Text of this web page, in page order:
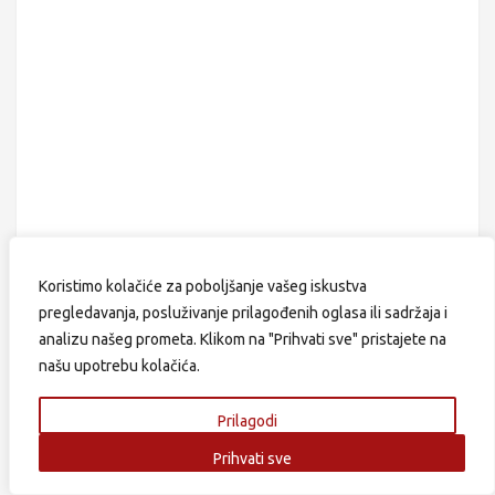
Koristimo kolačiće za poboljšanje vašeg iskustva
pregledavanja, posluživanje prilagođenih oglasa ili sadržaja i
analizu našeg prometa. Klikom na "Prihvati sve" pristajete na
našu upotrebu kolačića.
Prilagodi
Prihvati sve